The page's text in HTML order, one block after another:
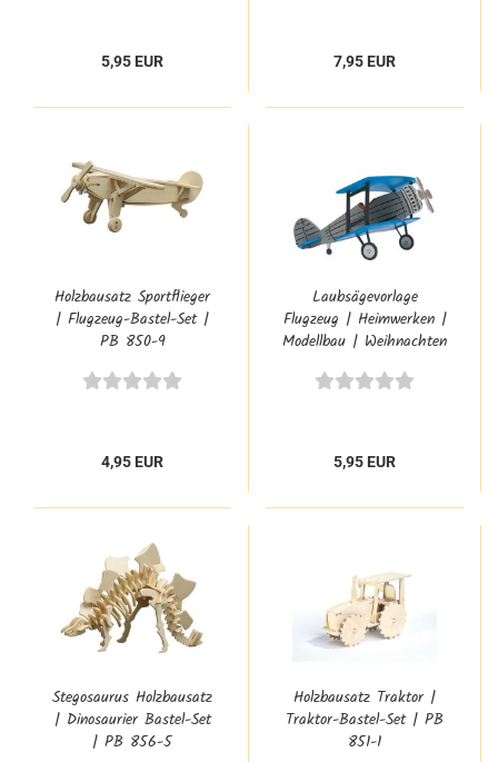
5,95 EUR 7,95 EUR
Holzbausatz Sportflieger
| Flugzeug-Bastel-Set |
PB 850-9
4,95 EUR
Laubsägevorlage
Flugzeug | Heimwerken |
Modellbau | Weihnachten
5,95 EUR
Stegosaurus Holzbausatz
| Dinosaurier Bastel-Set
| PB 856-5
Holzbausatz Traktor |
Traktor-Bastel-Set | PB
851-1